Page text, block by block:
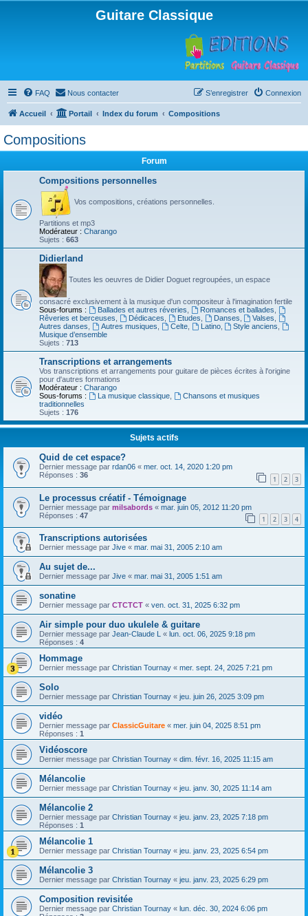
Guitare Classique
FAQ Nous contacter Connexion
S’enregistrer
Accueil Portail Index du forum Compositions
Compositions
Forum
Compositions personnelles
Vos compositions, créations personnelles.
Partitions et mp3
Modérateur : Charango
Sujets : 663
Didierland
Toutes les oeuvres de Didier Doguet regroupées, un espace
consacré exclusivement à la musique d'un compositeur à l'imagination fertile
Sous-forums :
Ballades et autres réveries Romances et ballades
Rêveries et berceuses
Dédicaces Etudes Danses Valses
Autres danses
Autres musiques Celte, Latino, Style anciens
Musique d’ensemble
Sujets : 713
Transcriptions et arrangements
Vos transcriptions et arrangements pour guitare de pièces écrites à l'origine
pour d'autres formations
Modérateur : Charango
Sous-forums :
La musique classique,
Chansons et musiques
traditionnelles
Sujets : 176
Sujets actifs
Quid de cet espace?
Dernier message par rdan06 « mer. oct. 14, 2020 1:20 pm
Réponses : 36 1 2 3
Le processus créatif - Témoignage
Dernier message par milsabords « mar. juin 05, 2012 11:20 pm
Réponses : 47 1 2 3 4
Transcriptions autorisées
Dernier message par Jive « mar. mai 31, 2005 2:10 am
Au sujet de...
Dernier message par Jive « mar. mai 31, 2005 1:51 am
sonatine
Dernier message par CTCTCT « ven. oct. 31, 2025 6:32 pm
Air simple pour duo ukulele & guitare
Dernier message par Jean-Claude L « lun. oct. 06, 2025 9:18 pm
Réponses : 4
Hommage
Dernier message par Christian Tournay « mer. sept. 24, 2025 7:21 pm
Solo
Dernier message par Christian Tournay « jeu. juin 26, 2025 3:09 pm
vidéo
Dernier message par ClassicGuitare « mer. juin 04, 2025 8:51 pm
Réponses : 1
Vidéoscore
Dernier message par Christian Tournay « dim. févr. 16, 2025 11:15 am
Mélancolie
Dernier message par Christian Tournay « jeu. janv. 30, 2025 11:14 am
Mélancolie 2
Dernier message par Christian Tournay « jeu. janv. 23, 2025 7:18 pm
Réponses : 1
Mélancolie 1
Dernier message par Christian Tournay « jeu. janv. 23, 2025 6:54 pm
Mélancolie 3
Dernier message par Christian Tournay « jeu. janv. 23, 2025 6:29 pm
Composition revisitée
Dernier message par Christian Tournay « lun. déc. 30, 2024 6:06 pm